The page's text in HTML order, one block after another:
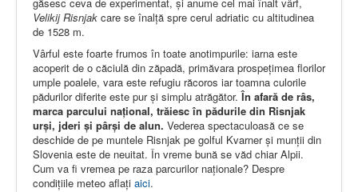
Velikij Risnjak care se înalţă spre cerul adriatic cu altitudinea
de 1528 m.
Vârful este foarte frumos în toate anotimpurile: iarna este
acoperit de o căciulă din zăpadă, primăvara prospeţimea florilor
umple poalele, vara este refugiu răcoros iar toamna culorile
pădurilor diferite este pur și simplu atrăgător.În afară de râs,
marca parcului naţional, trăiesc în pădurile din Risnjak
urşi, jderi şi pârși de alun. Vederea spectaculoasă ce se
deschide de pe muntele Risnjak pe golful Kvarner şi munţii din
Slovenia este de neuitat. În vreme bună se văd chiar Alpii.
Cum va fi vremea pe raza parcurilor naţionale? Despre
condițiile meteo aflaţi aici.